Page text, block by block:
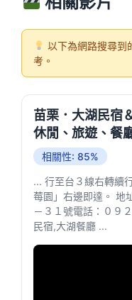
以下為網路搜尋到
考。
苗栗．大湖民宿
休閒、旅遊、餐
相關性: 85%
... 行至台３線右轉續
莓園」右邊即達。 地
－３１號電話：０９
民宿,大湖餐廳 ...